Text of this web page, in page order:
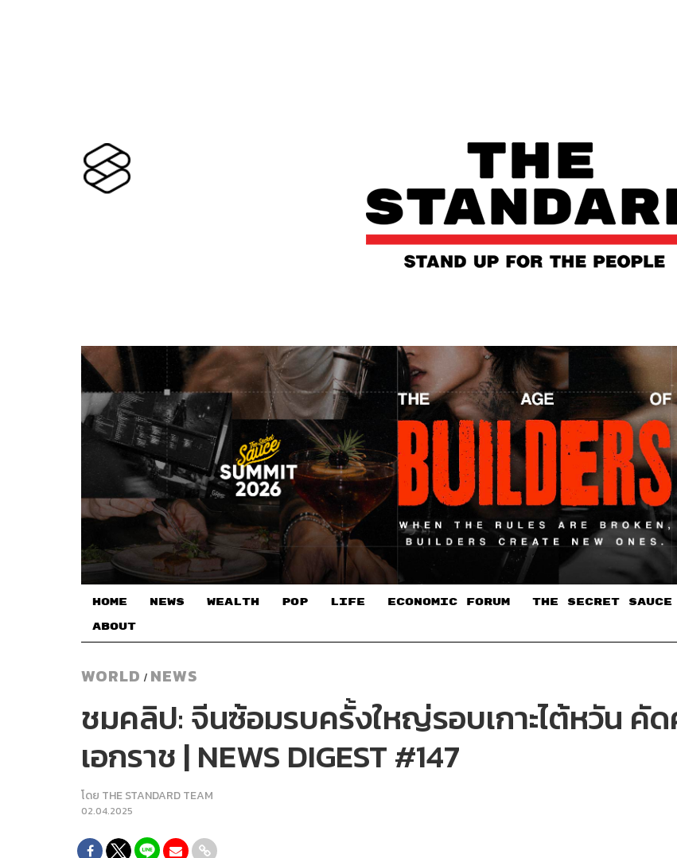
HOME NEWS WEALTH POP LIFE ECONOMIC FORUM THE SECRET SAUCE​
ABOUT
WORLD / NEWS
ชมคลิป: จีนซ้อมรบครั้งใหญ่รอบเกาะไต้หวัน คั
เอกราช | NEWS DIGEST #147
โดย THE STANDARD TEAM
02.04.2025